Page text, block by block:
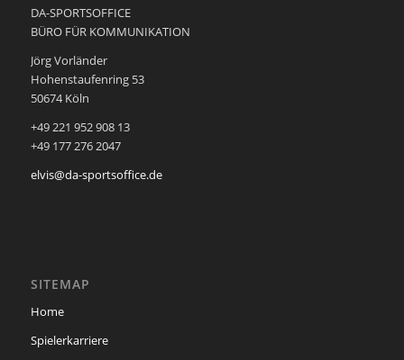
DA-SPORTSOFFICE
BÜRO FÜR KOMMUNIKATION
Jörg Vorländer
Hohenstaufenring 53
50674 Köln
+49 221 952 908 13
+49 177 276 2047
elvis@da-sportsoffice.de
SITEMAP
Home
Spielerkarriere